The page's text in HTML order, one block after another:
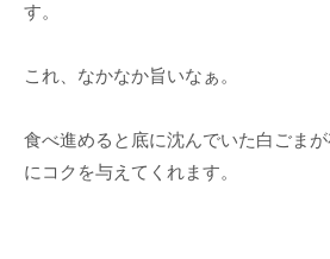
す。
これ、なかなか旨いなぁ。
食べ進めると底に沈んでいた白ごま
にコクを与えてくれます。